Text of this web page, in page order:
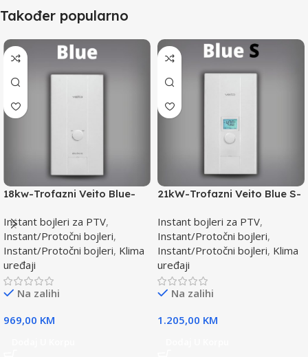
Također popularno
18kw-Trofazni Veito Blue-
Instant bojleri za PTV,
Instant/Protočni bojleri,
Instant/Protočni bojleri, Klima
uređaji
Na zalihi
969,00 KM
21kW-Trofazni Veito Blue S-
Instant bojleri za PTV,
Instant/Protočni bojleri,
Instant/Protočni bojleri, Klima
uređaji
Na zalihi
1.205,00 KM